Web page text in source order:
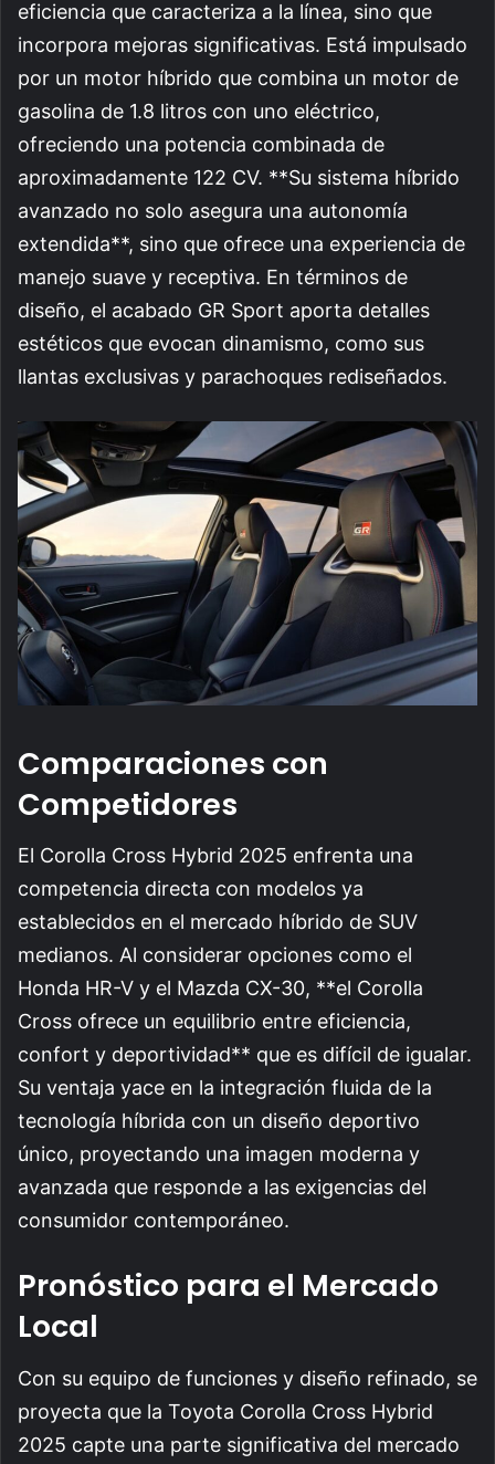
eficiencia que caracteriza a la línea, sino que
incorpora mejoras significativas. Está impulsado
por un motor híbrido que combina un motor de
gasolina de 1.8 litros con uno eléctrico,
ofreciendo una potencia combinada de
aproximadamente 122 CV. **Su sistema híbrido
avanzado no solo asegura una autonomía
extendida**, sino que ofrece una experiencia de
manejo suave y receptiva. En términos de
diseño, el acabado GR Sport aporta detalles
estéticos que evocan dinamismo, como sus
llantas exclusivas y parachoques rediseñados.
Comparaciones con
Competidores
El Corolla Cross Hybrid 2025 enfrenta una
competencia directa con modelos ya
establecidos en el mercado híbrido de SUV
medianos. Al considerar opciones como el
Honda HR-V y el Mazda CX-30, **el Corolla
Cross ofrece un equilibrio entre eficiencia,
confort y deportividad** que es difícil de igualar.
Su ventaja yace en la integración fluida de la
tecnología híbrida con un diseño deportivo
único, proyectando una imagen moderna y
avanzada que responde a las exigencias del
consumidor contemporáneo.
Pronóstico para el Mercado
Local
Con su equipo de funciones y diseño refinado, se
proyecta que la Toyota Corolla Cross Hybrid
2025 capte una parte significativa del mercado